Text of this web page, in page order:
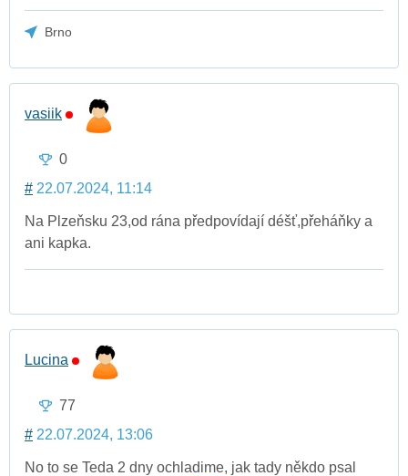
Brno
vasiik
0
# 22.07.2024, 11:14
Na Plzeňsku 23,od rána předpovídají déšť,přeháňky a
ani kapka.
Lucina
77
# 22.07.2024, 13:06
No to se Teda 2 dny ochladime, jak tady někdo psal